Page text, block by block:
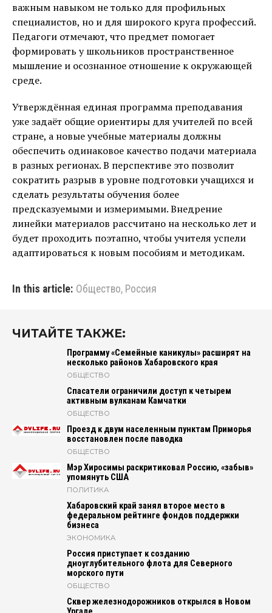
важным навыком не только для профильных
специалистов, но и для широкого круга профессий.
Педагоги отмечают, что предмет помогает
формировать у школьников пространственное
мышление и осознанное отношение к окружающей
среде.
Утверждённая единая программа преподавания
уже задаёт общие ориентиры для учителей по всей
стране, а новые учебные материалы должны
обеспечить одинаковое качество подачи материала
в разных регионах. В перспективе это позволит
сократить разрыв в уровне подготовки учащихся и
сделать результаты обучения более
предсказуемыми и измеримыми. Внедрение
линейки материалов рассчитано на несколько лет и
будет проходить поэтапно, чтобы учителя успели
адаптироваться к новым пособиям и методикам.
In this article: Общество, Россия
ЧИТАЙТЕ ТАКЖЕ:
Программу «Семейные каникулы» расширят на
несколько районов Хабаровского края
ОБЩЕСТВО
Спасатели ограничили доступ к четырем
активным вулканам Камчатки
ОБЩЕСТВО
Проезд к двум населенным пунктам Приморья
восстановлен после паводка
ОБЩЕСТВО
Мэр Хиросимы раскритиковал Россию, «забыв»
упомянуть США
ПОЛИТИКА
Хабаровский край занял второе место в
федеральном рейтинге фондов поддержки
бизнеса
ЭКОНОМИКА
Россия приступает к созданию
дноуглубительного флота для Северного
морского пути
ОБЩЕСТВО
Сквер железнодорожников открылся в Новом